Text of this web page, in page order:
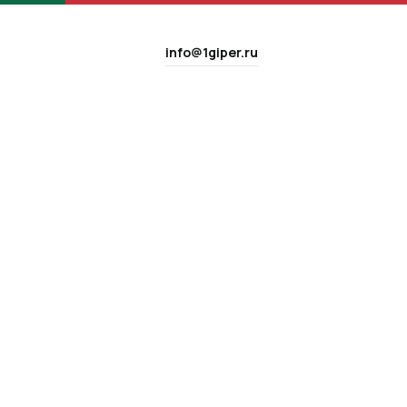
info@1giper.ru